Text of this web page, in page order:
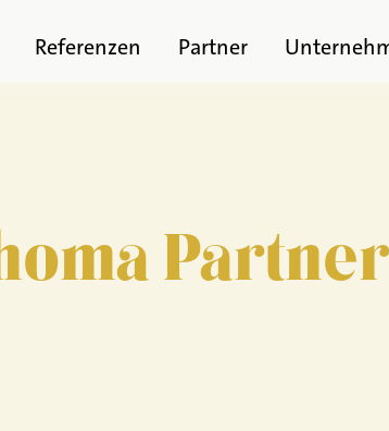
Referenzen Partner